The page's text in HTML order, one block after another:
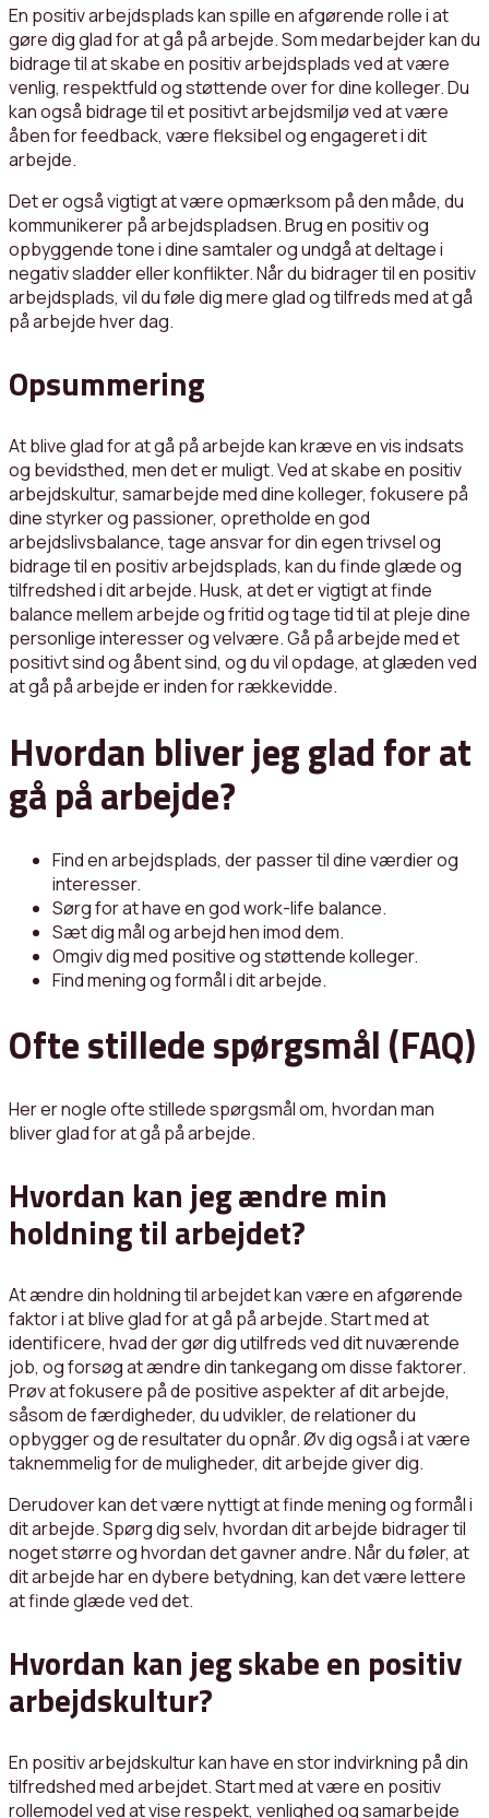
En positiv arbejdsplads kan spille en afgørende rolle i at
gøre dig glad for at gå på arbejde. Som medarbejder kan du
bidrage til at skabe en positiv arbejdsplads ved at være
venlig, respektfuld og støttende over for dine kolleger. Du
kan også bidrage til et positivt arbejdsmiljø ved at være
åben for feedback, være fleksibel og engageret i dit
arbejde.
Det er også vigtigt at være opmærksom på den måde, du
kommunikerer på arbejdspladsen. Brug en positiv og
opbyggende tone i dine samtaler og undgå at deltage i
negativ sladder eller konflikter. Når du bidrager til en positiv
arbejdsplads, vil du føle dig mere glad og tilfreds med at gå
på arbejde hver dag.
Opsummering
At blive glad for at gå på arbejde kan kræve en vis indsats
og bevidsthed, men det er muligt. Ved at skabe en positiv
arbejdskultur, samarbejde med dine kolleger, fokusere på
dine styrker og passioner, opretholde en god
arbejdslivsbalance, tage ansvar for din egen trivsel og
bidrage til en positiv arbejdsplads, kan du finde glæde og
tilfredshed i dit arbejde. Husk, at det er vigtigt at finde
balance mellem arbejde og fritid og tage tid til at pleje dine
personlige interesser og velvære. Gå på arbejde med et
positivt sind og åbent sind, og du vil opdage, at glæden ved
at gå på arbejde er inden for rækkevidde.
Hvordan bliver jeg glad for at
gå på arbejde?
Find en arbejdsplads, der passer til dine værdier og
interesser.
Sørg for at have en god work-life balance.
Sæt dig mål og arbejd hen imod dem.
Omgiv dig med positive og støttende kolleger.
Find mening og formål i dit arbejde.
Ofte stillede spørgsmål (FAQ)
Her er nogle ofte stillede spørgsmål om, hvordan man
bliver glad for at gå på arbejde.
Hvordan kan jeg ændre min
holdning til arbejdet?
At ændre din holdning til arbejdet kan være en afgørende
faktor i at blive glad for at gå på arbejde. Start med at
identificere, hvad der gør dig utilfreds ved dit nuværende
job, og forsøg at ændre din tankegang om disse faktorer.
Prøv at fokusere på de positive aspekter af dit arbejde,
såsom de færdigheder, du udvikler, de relationer du
opbygger og de resultater du opnår. Øv dig også i at være
taknemmelig for de muligheder, dit arbejde giver dig.
Derudover kan det være nyttigt at finde mening og formål i
dit arbejde. Spørg dig selv, hvordan dit arbejde bidrager til
noget større og hvordan det gavner andre. Når du føler, at
dit arbejde har en dybere betydning, kan det være lettere
at finde glæde ved det.
Hvordan kan jeg skabe en positiv
arbejdskultur?
En positiv arbejdskultur kan have en stor indvirkning på din
tilfredshed med arbejdet. Start med at være en positiv
rollemodel ved at vise respekt, venlighed og samarbejde